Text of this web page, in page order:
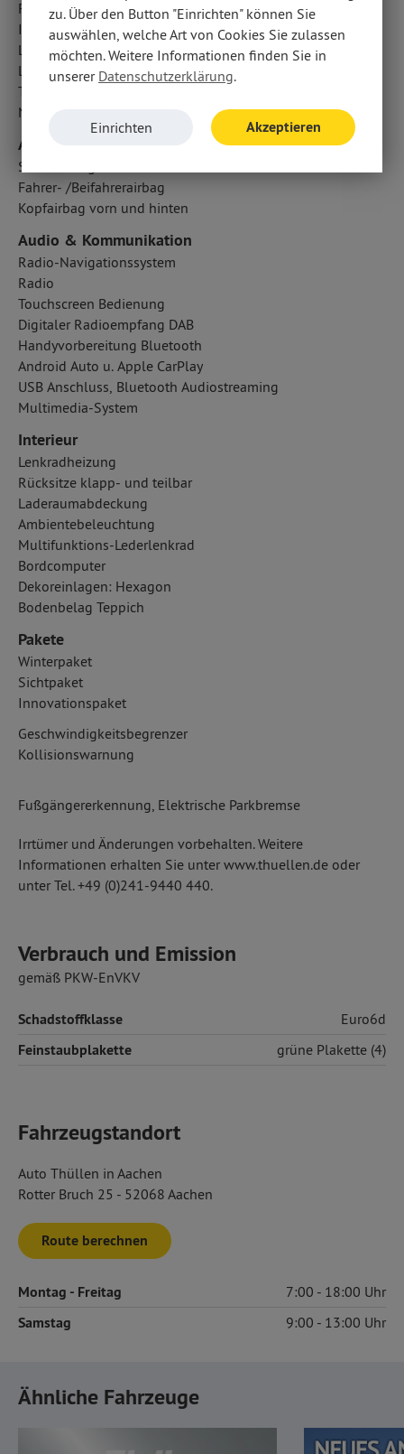
Frontkamera
ISOFIX Kindersitzbefestigung
Lichtsensor
LED-Nebelscheinwerfer
Traktionskontrolle: TC plus
Notbremsassistent
Airbags
Seitenairbag vorn
Fahrer- /Beifahrerairbag
Kopfairbag vorn und hinten
Audio & Kommunikation
Radio-Navigationssystem
Radio
Touchscreen Bedienung
Digitaler Radioempfang DAB
Handyvorbereitung Bluetooth
Android Auto u. Apple CarPlay
USB Anschluss, Bluetooth Audiostreaming
Multimedia-System
Interieur
Lenkradheizung
Rücksitze klapp- und teilbar
Laderaumabdeckung
Ambientebeleuchtung
Multifunktions-Lederlenkrad
Bordcomputer
Dekoreinlagen: Hexagon
Bodenbelag Teppich
Pakete
Winterpaket
Sichtpaket
Innovationspaket
Geschwindigkeitsbegrenzer
Kollisionswarnung
Fußgängererkennung, Elektrische Parkbremse
Irrtümer und Änderungen vorbehalten. Weitere
Informationen erhalten Sie unter www.thuellen.de oder
unter Tel. +49 (0)241-9440 440.
Verbrauch und Emission
gemäß PKW-EnVKV
Schadstoffklasse Euro6d
Feinstaubplakette grüne Plakette (4)
Fahrzeugstandort
Auto Thüllen in Aachen
Rotter Bruch 25 - 52068 Aachen
Route berechnen
Montag - Freitag 7:00 18:00
Samstag 9:00 13:00
Ähnliche Fahrzeuge
zu. Über den Button "Einrichten" können Sie
auswählen, welche Art von Cookies Sie zulassen
möchten. Weitere Informationen finden Sie in
unserer Datenschutzerklärung.
Einrichten Akzeptieren